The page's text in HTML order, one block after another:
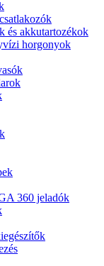
és akkutartozékok
horgonyok
360 jeladók